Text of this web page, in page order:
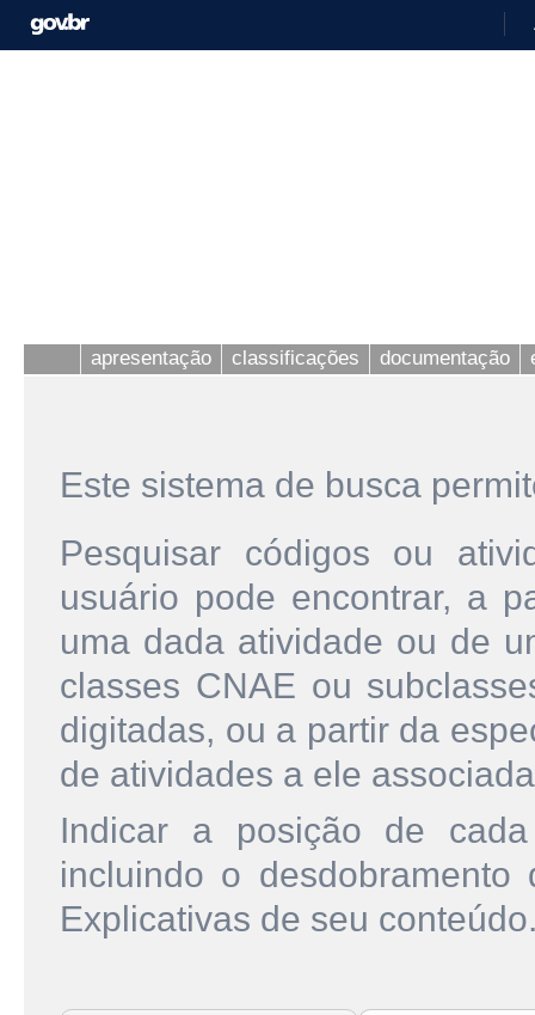
apresentação classificações documentação
Este sistema de busca
Pesquisar códigos ou
usuário pode encontrar, a
uma dada atividade ou de
classes CNAE ou
digitadas, ou a partir da
de atividades a ele
Indicar a posição de
incluindo o
Explicativas de seu